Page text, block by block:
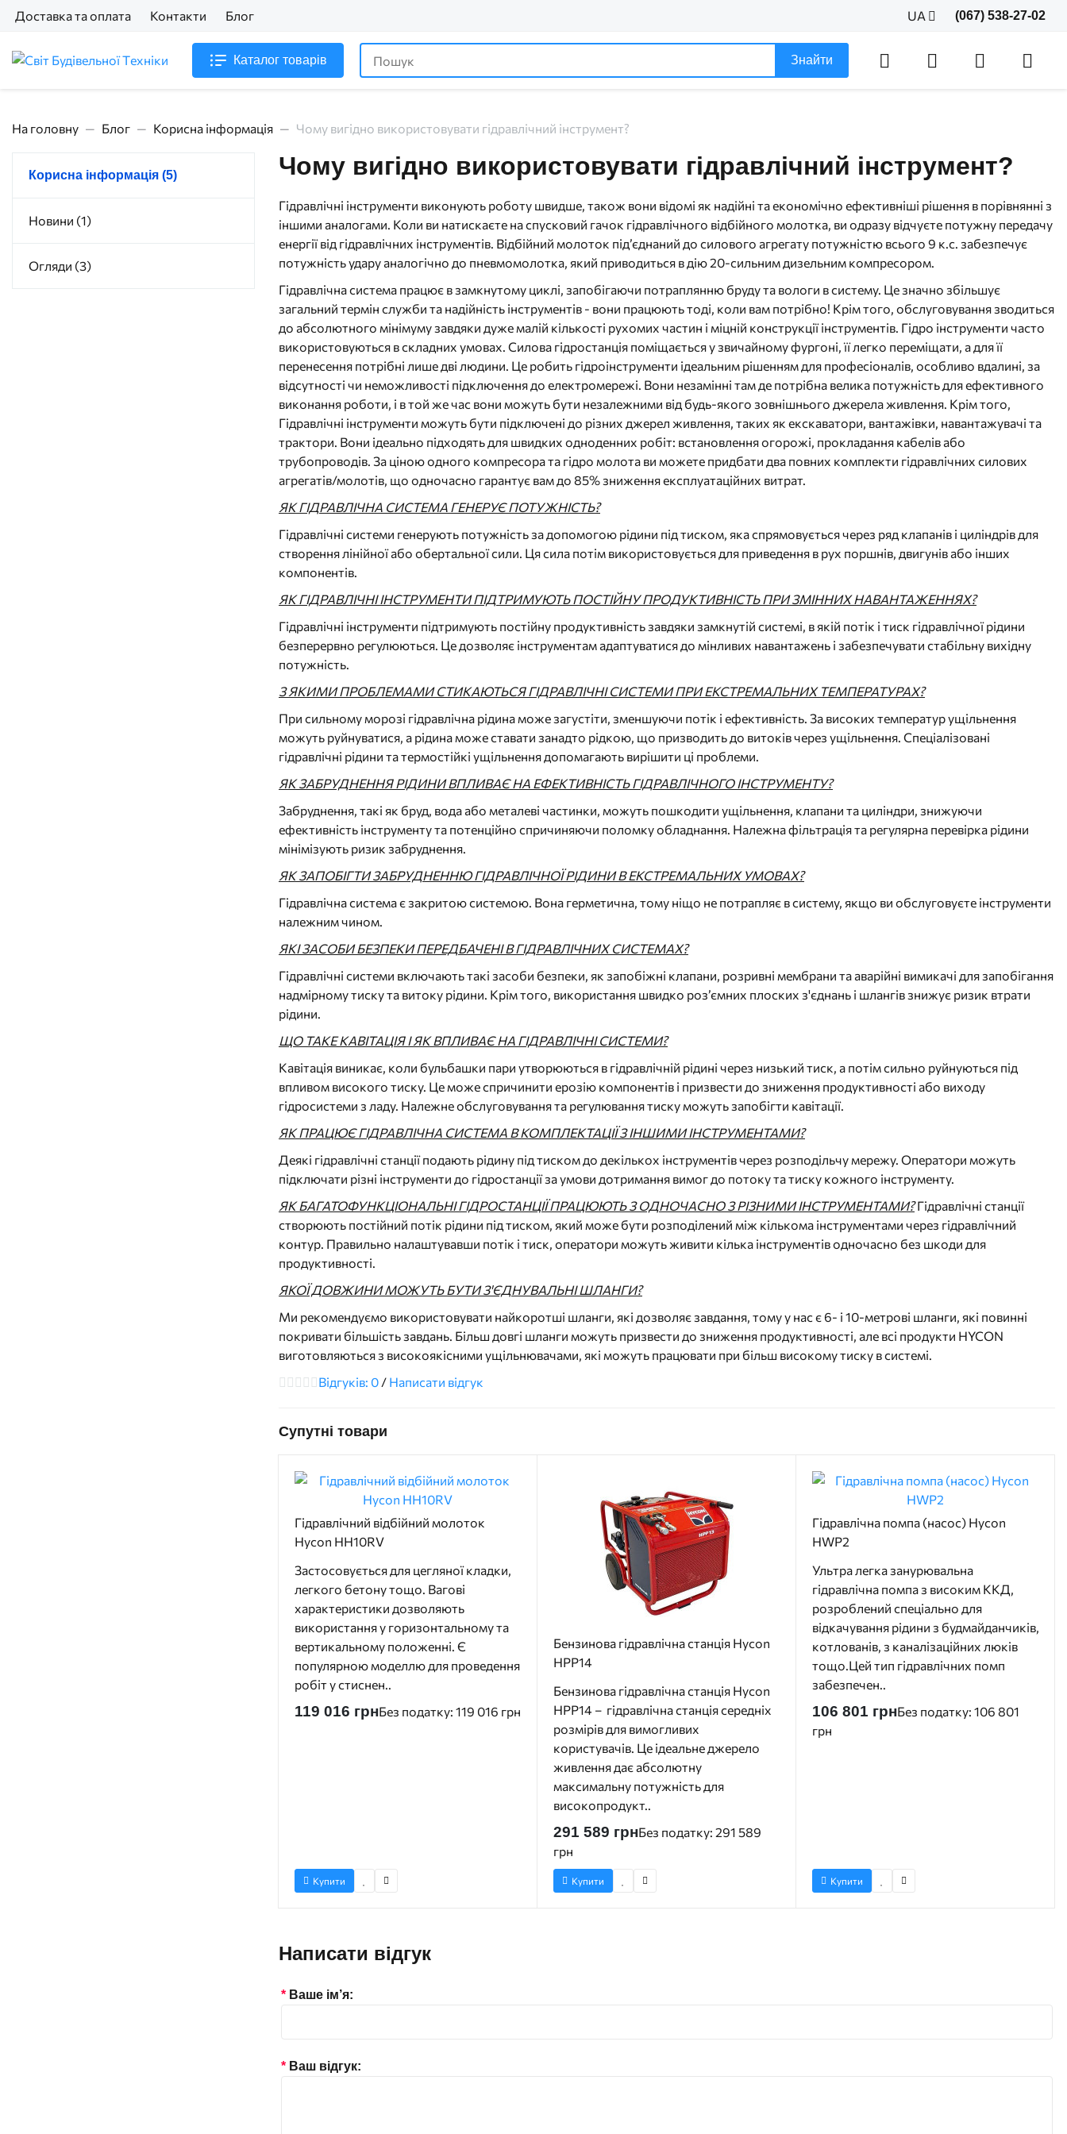
Доставка та оплата Контакти Блог UA (067) 538-27-02
Каталог товарів Знайти
На головну Блог Корисна інформація Чому вигідно використовувати гідравлічний інструмент?
Корисна інформація (5)
Новини (1)
Огляди (3)
Чому вигідно використовувати гідравлічний інструмент?
Гідравлічні інструменти виконують роботу швидше, також вони відомі як надійні та економічно ефективніші рішення в порівнянні з
іншими аналогами. Коли ви натискаєте на спусковий гачок гідравлічного відбійного молотка, ви одразу відчуєте потужну передачу
енергії від гідравлічних інструментів. Відбійний молоток під’єднаний до силового агрегату потужністю всього 9 к.с. забезпечує
потужність удару аналогічно до пневмомолотка, який приводиться в дію 20-сильним дизельним компресором.
Гідравлічна система працює в замкнутому циклі, запобігаючи потраплянню бруду та вологи в систему. Це значно збільшує
загальний термін служби та надійність інструментів - вони працюють тоді, коли вам потрібно! Крім того, обслуговування зводиться
до абсолютного мінімуму завдяки дуже малій кількості рухомих частин і міцній конструкції інструментів. Гідро інструменти часто
використовуються в складних умовах. Силова гідростанція поміщається у звичайному фургоні, її легко переміщати, а для її
перенесення потрібні лише дві людини. Це робить гідроінструменти ідеальним рішенням для професіоналів, особливо вдалині, за
відсутності чи неможливості підключення до електромережі. Вони незамінні там де потрібна велика потужність для ефективного
виконання роботи, і в той же час вони можуть бути незалежними від будь-якого зовнішнього джерела живлення. Крім того,
Гідравлічні інструменти можуть бути підключені до різних джерел живлення, таких як екскаватори, вантажівки, навантажувачі та
трактори. Вони ідеально підходять для швидких одноденних робіт: встановлення огорожі, прокладання кабелів або
трубопроводів. За ціною одного компресора та гідро молота ви можете придбати два повних комплекти гідравлічних силових
агрегатів/молотів, що одночасно гарантує вам до 85% зниження експлуатаційних витрат.
ЯК ГІДРАВЛІЧНА СИСТЕМА ГЕНЕРУЄ ПОТУЖНІСТЬ?
Гідравлічні системи генерують потужність за допомогою рідини під тиском, яка спрямовується через ряд клапанів і циліндрів для
створення лінійної або обертальної сили. Ця сила потім використовується для приведення в рух поршнів, двигунів або інших
компонентів.
ЯК ГІДРАВЛІЧНІ ІНСТРУМЕНТИ ПІДТРИМУЮТЬ ПОСТІЙНУ ПРОДУКТИВНІСТЬ ПРИ ЗМІННИХ НАВАНТАЖЕННЯХ?
Гідравлічні інструменти підтримують постійну продуктивність завдяки замкнутій системі, в якій потік і тиск гідравлічної рідини
безперервно регулюються. Це дозволяє інструментам адаптуватися до мінливих навантажень і забезпечувати стабільну вихідну
потужність.
З ЯКИМИ ПРОБЛЕМАМИ СТИКАЮТЬСЯ ГІДРАВЛІЧНІ СИСТЕМИ ПРИ ЕКСТРЕМАЛЬНИХ ТЕМПЕРАТУРАХ?
При сильному морозі гідравлічна рідина може загустіти, зменшуючи потік і ефективність. За високих температур ущільнення
можуть руйнуватися, а рідина може ставати занадто рідкою, що призводить до витоків через ущільнення. Спеціалізовані
гідравлічні рідини та термостійкі ущільнення допомагають вирішити ці проблеми.
ЯК ЗАБРУДНЕННЯ РІДИНИ ВПЛИВАЄ НА ЕФЕКТИВНІСТЬ ГІДРАВЛІЧНОГО ІНСТРУМЕНТУ?
Забруднення, такі як бруд, вода або металеві частинки, можуть пошкодити ущільнення, клапани та циліндри, знижуючи
ефективність інструменту та потенційно спричиняючи поломку обладнання. Належна фільтрація та регулярна перевірка рідини
мінімізують ризик забруднення.
ЯК ЗАПОБІГТИ ЗАБРУДНЕННЮ ГІДРАВЛІЧНОЇ РІДИНИ В ЕКСТРЕМАЛЬНИХ УМОВАХ?
Гідравлічна система є закритою системою. Вона герметична, тому ніщо не потрапляє в систему, якщо ви обслуговуєте інструменти
належним чином.
ЯКІ ЗАСОБИ БЕЗПЕКИ ПЕРЕДБАЧЕНІ В ГІДРАВЛІЧНИХ СИСТЕМАХ?
Гідравлічні системи включають такі засоби безпеки, як запобіжні клапани, розривні мембрани та аварійні вимикачі для запобігання
надмірному тиску та витоку рідини. Крім того, використання швидко роз’ємних плоских з'єднань і шлангів знижує ризик втрати
рідини.
ЩО ТАКЕ КАВІТАЦІЯ І ЯК ВПЛИВАЄ НА ГІДРАВЛІЧНІ СИСТЕМИ?
Кавітація виникає, коли бульбашки пари утворюються в гідравлічній рідині через низький тиск, а потім сильно руйнуються під
впливом високого тиску. Це може спричинити ерозію компонентів і призвести до зниження продуктивності або виходу
гідросистеми з ладу. Належне обслуговування та регулювання тиску можуть запобігти кавітації.
ЯК ПРАЦЮЄ ГІДРАВЛІЧНА СИСТЕМА В КОМПЛЕКТАЦІЇ З ІНШИМИ ІНСТРУМЕНТАМИ?
Деякі гідравлічні станції подають рідину під тиском до декількох інструментів через розподільчу мережу. Оператори можуть
підключати різні інструменти до гідростанції за умови дотримання вимог до потоку та тиску кожного інструменту.
ЯК БАГАТОФУНКЦІОНАЛЬНІ ГІДРОСТАНЦІЇ ПРАЦЮЮТЬ З ОДНОЧАСНО З РІЗНИМИ ІНСТРУМЕНТАМИ?Гідравлічні станції
створюють постійний потік рідини під тиском, який може бути розподілений між кількома інструментами через гідравлічний
контур. Правильно налаштувавши потік і тиск, оператори можуть живити кілька інструментів одночасно без шкоди для
продуктивності.
ЯКОЇ ДОВЖИНИ МОЖУТЬ БУТИ З'ЄДНУВАЛЬНІ ШЛАНГИ?
Ми рекомендуємо використовувати найкоротші шланги, які дозволяє завдання, тому у нас є 6- і 10-метрові шланги, які повинні
покривати більшість завдань. Більш довгі шланги можуть призвести до зниження продуктивності, але всі продукти HYCON
виготовляються з високоякісними ущільнювачами, які можуть працювати при більш високому тиску в системі.
Відгуків: 0 / Написати відгук
Супутні товари
Гідравлічний відбійний молоток
Hycon HH10RV
Застосовується для цегляної кладки,
легкого бетону тощо. Вагові
характеристики дозволяють
використання у горизонтальному та
вертикальному положенні. Є
популярною моделлю для проведення
робіт у стиснен..
119 016 грнБез податку: 119 016 грн
Купити
Бензинова гідравлічна станція Hycon
HPP14
Бензинова гідравлічна станція Hycon
HPP14 – гідравлічна станція середніх
розмірів для вимогливих
користувачів. Це ідеальне джерело
живлення дає абсолютну
максимальну потужність для
високопродукт..
291 589 грнБез податку: 291 589
грн
Купити
Гідравлічна помпа (насос) Hycon
HWP2
Ультра легка занурювальна
гідравлічна помпа з високим ККД,
розроблений спеціально для
відкачування рідини з будмайданчиків,
котлованів, з каналізаційних люків
тощо.Цей тип гідравлічних помп
забезпечен..
106 801 грнБез податку: 106 801
грн
Купити
Написати відгук
Ваше ім’я:
Ваш відгук: